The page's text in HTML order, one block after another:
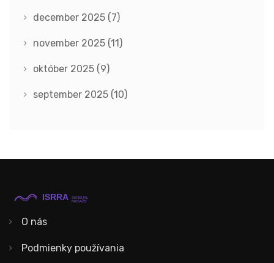
december 2025 (7)
november 2025 (11)
október 2025 (9)
september 2025 (10)
O nás
Podmienky používania